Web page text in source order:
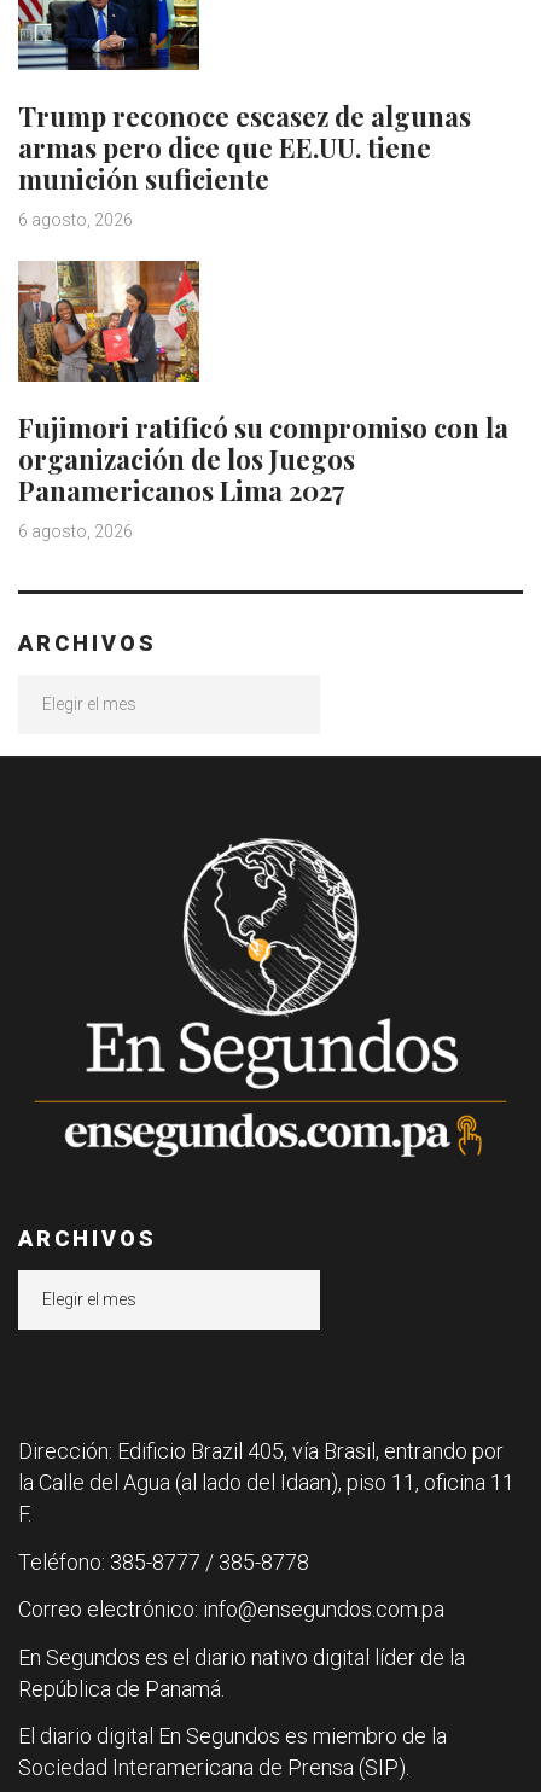
Trump reconoce escasez de algunas
armas pero dice que EE.UU. tiene
munición suficiente
6 agosto, 2026
Fujimori ratificó su compromiso con la
organización de los Juegos
Panamericanos Lima 2027
6 agosto, 2026
ARCHIVOS
ARCHIVOS
Dirección: Edificio Brazil 405, vía Brasil, entrando por
la Calle del Agua (al lado del Idaan), piso 11, oficina 11
F.
Teléfono: 385-8777 / 385-8778
Correo electrónico: info@ensegundos.com.pa
En Segundos es el diario nativo digital líder de la
República de Panamá.
El diario digital En Segundos es miembro de la
Sociedad Interamericana de Prensa (SIP).